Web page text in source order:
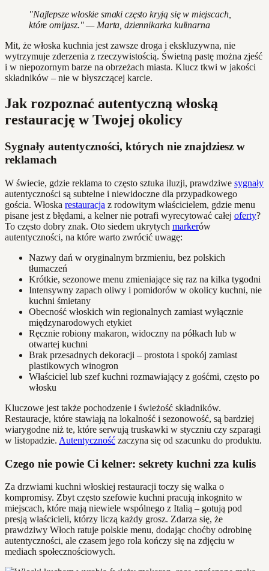
"Najlepsze włoskie smaki często kryją się w miejscach,
które omijasz." — Marta, dziennikarka kulinarna
Mit, że włoska kuchnia jest zawsze droga i ekskluzywna, nie
wytrzymuje zderzenia z rzeczywistością. Świetną pastę można zjeść
i w niepozornym barze na obrzeżach miasta. Klucz tkwi w jakości
składników – nie w błyszczącej karcie.
Jak rozpoznać autentyczną włoską
restaurację w Twojej okolicy
Sygnały autentyczności, których nie znajdziesz w
reklamach
W świecie, gdzie reklama to często sztuka iluzji, prawdziwe sygnały
autentyczności są subtelne i niewidoczne dla przypadkowego
gościa. Włoska restauracja z rodowitym właścicielem, gdzie menu
pisane jest z błędami, a kelner nie potrafi wyrecytować całej oferty?
To często dobry znak. Oto siedem ukrytych markerów
autentyczności, na które warto zwrócić uwagę:
Nazwy dań w oryginalnym brzmieniu, bez polskich
tłumaczeń
Krótkie, sezonowe menu zmieniające się raz na kilka tygodni
Intensywny zapach oliwy i pomidorów w okolicy kuchni, nie
kuchni śmietany
Obecność włoskich win regionalnych zamiast wyłącznie
międzynarodowych etykiet
Ręcznie robiony makaron, widoczny na półkach lub w
otwartej kuchni
Brak przesadnych dekoracji – prostota i spokój zamiast
plastikowych winogron
Właściciel lub szef kuchni rozmawiający z gośćmi, często po
włosku
Kluczowe jest także pochodzenie i świeżość składników.
Restauracje, które stawiają na lokalność i sezonowość, są bardziej
wiarygodne niż te, które serwują truskawki w styczniu czy szparagi
w listopadzie. Autentyczność zaczyna się od szacunku do produktu.
Czego nie powie Ci kelner: sekrety kuchni zza kulis
Za drzwiami kuchni włoskiej restauracji toczy się walka o
kompromisy. Zbyt często szefowie kuchni pracują inkognito w
miejscach, które mają niewiele wspólnego z Italią – gotują pod
presją właścicieli, którzy liczą każdy grosz. Zdarza się, że
prawdziwy Włoch ratuje polskie menu, dodając choćby odrobinę
autentyczności, ale czasem jego rola kończy się na zdjęciu w
mediach społecznościowych.